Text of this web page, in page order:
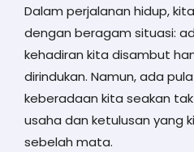
Dalam perjalanan hidup,
dengan beragam situasi:
kehadiran kita disambut
dirindukan. Namun, ada
keberadaan kita seakan
usaha dan ketulusan yang
sebelah mata.